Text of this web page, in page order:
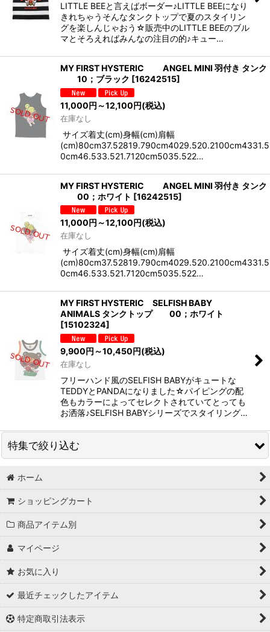
LITTLE BEEと言えばボーダー♪LITTLE BEEになり
きれちゃうそんなタンクトップで夏のスタイリン
グを楽しんじゃおう☆販売中のLITTLE BEEのブル
マとそろえればみんなの注目の的♪キュー…
MY FIRST HYSTERIC ANGEL MINI 羽付き タンク
10；ブラック [16242515]
11,000円 ～12,100円(税込)
在庫なし
サイズ着丈(cm)身幅(cm)肩幅
0cm46.533.521.7120cm5035.522…
MY FIRST HYSTERIC ANGEL MINI 羽付き タンク
00；ホワイト [16242515]
11,000円 ～12,100円(税込)
在庫なし
サイズ着丈(cm)身幅(cm)肩幅
0cm46.533.521.7120cm5035.522…
MY FIRST HYSTERIC SELFISH BABY
ANIMALS タンクトップ 00；ホワイト
[15102324]
9,900円 ～10,450円(税込)
在庫なし
フリーハンド風のSELFISH BABYがキュートな
TEDDYとPANDAになりました☆パイピングの配
色もカラーによってセレクトされていてとっても
お洒落♪SELFISH BABYシリーズでスタイリング…
特集で絞り込む
Tシャツ・カットソー
シャツ
トップス
ジャケット
パーカー・ブルゾン
ホーム
ショッピングカート
商品アイテム別
マイページ
お気に入り
最近チェックしたアイテム
特定商取引法表示